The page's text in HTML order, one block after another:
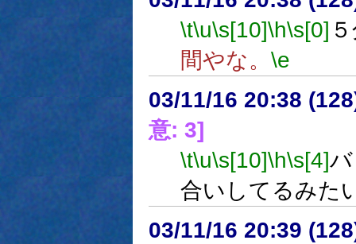
\t\u\s[10]\h\s[0]
間やな。 \e
03/11/16 20:38
意: 3]
\t\u\s[10]\h\s[4]
合いしてるみた
03/11/16 20:39